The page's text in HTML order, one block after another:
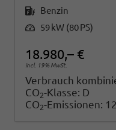
Kraftstoff Benzin
Leistung 59 kW (80 PS)
18.980,– €
incl. 19% MwSt.
Verbrauch
CO2-Klasse: D
CO2-Emissionen: